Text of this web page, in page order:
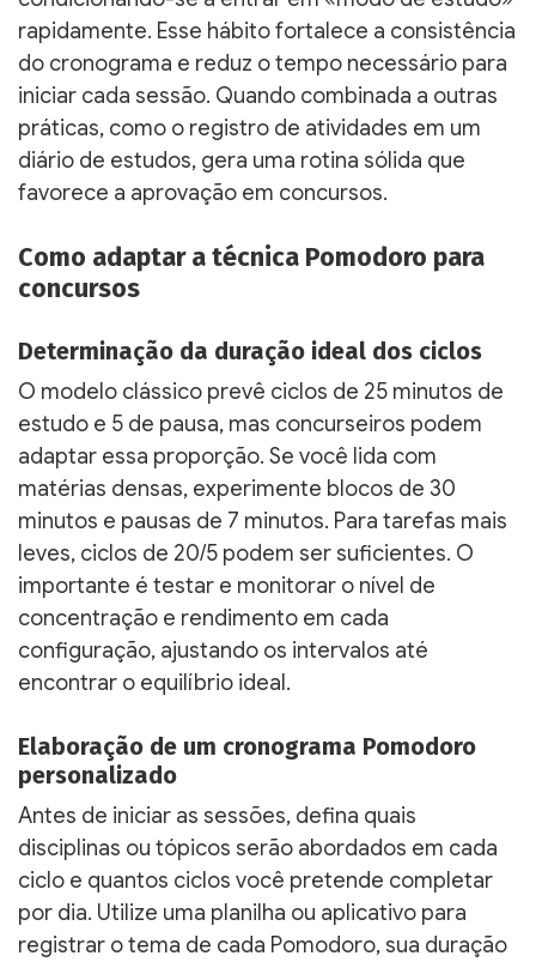
rapidamente. Esse hábito fortalece a consistência
do cronograma e reduz o tempo necessário para
iniciar cada sessão. Quando combinada a outras
práticas, como o registro de atividades em um
diário de estudos, gera uma rotina sólida que
favorece a aprovação em concursos.
Como adaptar a técnica Pomodoro para
concursos
Determinação da duração ideal dos ciclos
O modelo clássico prevê ciclos de 25 minutos de
estudo e 5 de pausa, mas concurseiros podem
adaptar essa proporção. Se você lida com
matérias densas, experimente blocos de 30
minutos e pausas de 7 minutos. Para tarefas mais
leves, ciclos de 20/5 podem ser suficientes. O
importante é testar e monitorar o nível de
concentração e rendimento em cada
configuração, ajustando os intervalos até
encontrar o equilíbrio ideal.
Elaboração de um cronograma Pomodoro
personalizado
Antes de iniciar as sessões, defina quais
disciplinas ou tópicos serão abordados em cada
ciclo e quantos ciclos você pretende completar
por dia. Utilize uma planilha ou aplicativo para
registrar o tema de cada Pomodoro, sua duração